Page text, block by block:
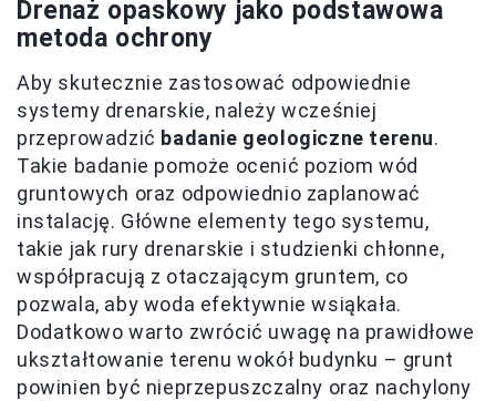
Drenaż opaskowy jako podstawowa
metoda ochrony
Aby skutecznie zastosować odpowiednie
systemy drenarskie, należy wcześniej
przeprowadzić badanie geologiczne terenu.
Takie badanie pomoże ocenić poziom wód
gruntowych oraz odpowiednio zaplanować
instalację. Główne elementy tego systemu,
takie jak rury drenarskie i studzienki chłonne,
współpracują z otaczającym gruntem, co
pozwala, aby woda efektywnie wsiąkała.
Dodatkowo warto zwrócić uwagę na prawidłowe
ukształtowanie terenu wokół budynku – grunt
powinien być nieprzepuszczalny oraz nachylony